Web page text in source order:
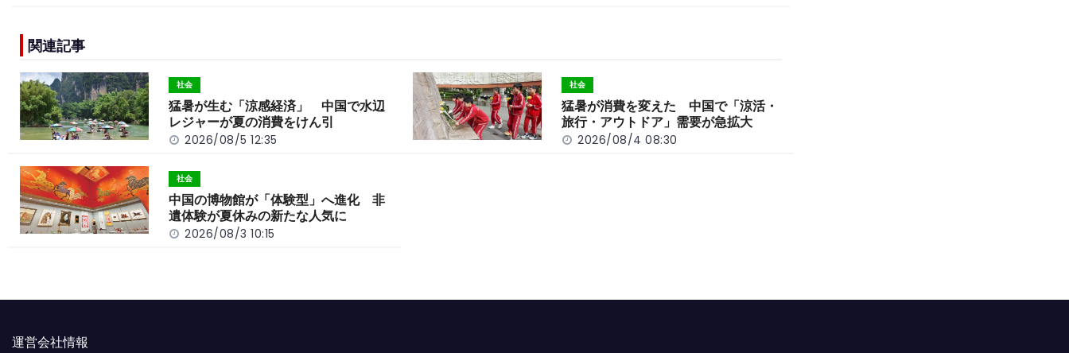
o
o
k
k
関連記事
社会
猛暑が生む「涼感経済」 中国で水辺
レジャーが夏の消費をけん引
2026/08/5 12:35
社会
猛暑が消費を変えた 中国で「涼活・
旅行・アウトドア」需要が急拡大
2026/08/4 08:30
社会
中国の博物館が「体験型」へ進化 非
遺体験が夏休みの新たな人気に
2026/08/3 10:15
運営会社情報